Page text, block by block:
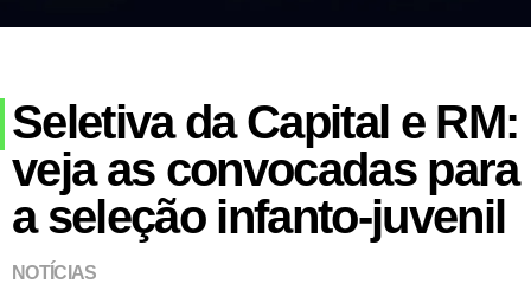
Seletiva da Capital e RM:
veja as convocadas para
a seleção infanto-juvenil
NOTÍCIAS